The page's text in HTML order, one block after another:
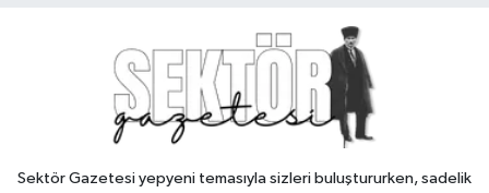
Sektör Gazetesi yepyeni temasıyla sizleri buluştururken, sadelik